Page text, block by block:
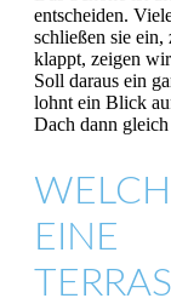
entscheiden.
schließen sie ein,
klappt, zeigen
Soll daraus ein
lohnt ein Blick
Dach dann
EINE